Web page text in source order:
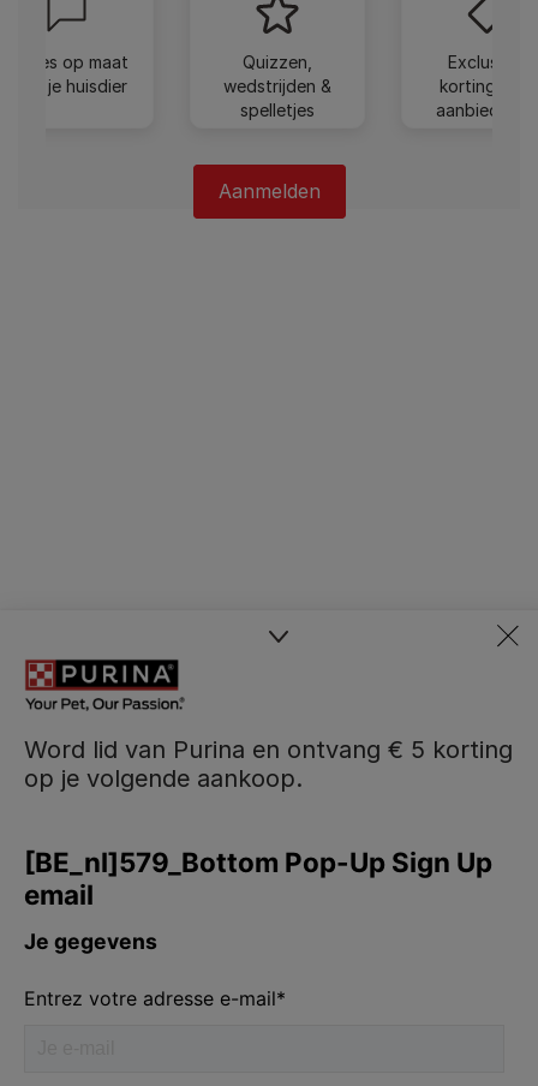
Advies op maat
voor je huisdier
Quizzen,
wedstrijden &
spelletjes
Exclusieve
kortingen en
Aanmelden
Word lid van Purina en ontvang € 5 korting
op je volgende aankoop.